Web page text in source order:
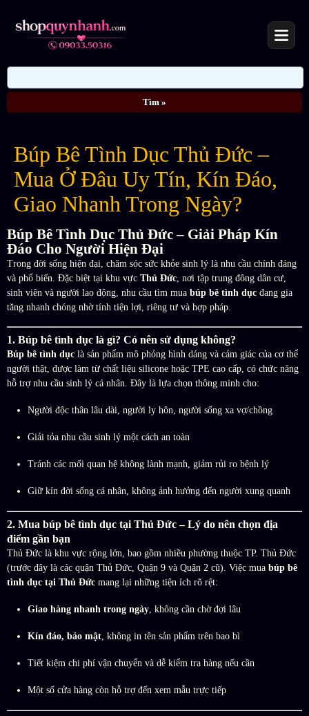
Búp Bê Tình Dục Thủ Đức –
Mua Ở Đâu Uy Tín, Kín Đáo,
Giao Nhanh Trong Ngày?
Búp Bê Tình Dục Thủ Đức – Giải Pháp Kín
Đáo Cho Người Hiện Đại
Trong đời sống hiện đại, chăm sóc sức khỏe sinh lý là nhu cầu chính đáng
và phổ biến. Đặc biệt tại khu vực Thủ Đức, nơi tập trung đông dân cư,
sinh viên và người lao động, nhu cầu tìm mua búp bê tình dục đang gia
tăng nhanh chóng nhờ tính tiện lợi, riêng tư và hợp pháp.
1. Búp bê tình dục là gì? Có nên sử dụng không?
Búp bê tình dục là sản phẩm mô phỏng hình dáng và cảm giác của cơ thể
người thật, được làm từ chất liệu silicone hoặc TPE cao cấp, có chức năng
hỗ trợ nhu cầu sinh lý cá nhân. Đây là lựa chọn thông minh cho:
Người độc thân lâu dài, người ly hôn, người sống xa vợ/chồng
Giải tỏa nhu cầu sinh lý một cách an toàn
Tránh các mối quan hệ không lành mạnh, giảm rủi ro bệnh lý
Giữ kín đời sống cá nhân, không ảnh hưởng đến người xung quanh
2. Mua búp bê tình dục tại Thủ Đức – Lý do nên chọn địa
điểm gần bạn
Thủ Đức là khu vực rộng lớn, bao gồm nhiều phường thuộc TP. Thủ Đức
(trước đây là các quận Thủ Đức, Quận 9 và Quận 2 cũ). Việc mua búp bê
tình dục tại Thủ Đức mang lại những tiện ích rõ rệt:
Giao hàng nhanh trong ngày, không cần chờ đợi lâu
Kín đáo, bảo mật, không in tên sản phẩm trên bao bì
Tiết kiệm chi phí vận chuyển và dễ kiểm tra hàng nếu cần
Một số cửa hàng còn hỗ trợ đến xem mẫu trực tiếp